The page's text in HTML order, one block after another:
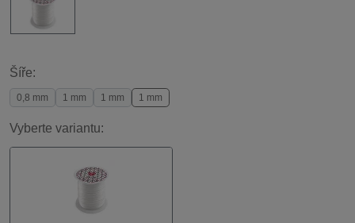
Šíře:
0,8 mm 1 mm 1 mm 1 mm
Vyberte variantu: